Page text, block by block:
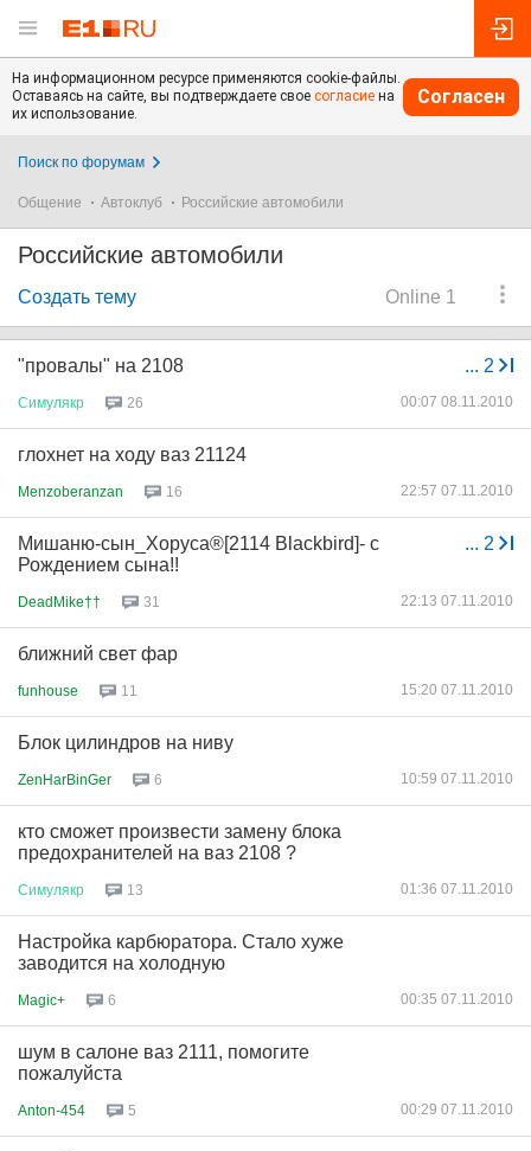
На информационном ресурсе применяются cookie-файлы.
Оставаясь на сайте, вы подтверждаете свое согласие на
их использование.
Согласен
Поиск по форумам
Общение Автоклуб Российские автомобили
Российские автомобили
Online 1
Создать тему
... 2
"провалы" на 2108
Симулякр 26 00:07 08.11.2010
глохнет на ходу ваз 21124
Menzoberanzan 16 22:57 07.11.2010
... 2
Мишаню-сын_Хоруса®[2114 Blackbird]- с
Рождением сына!!
DeadMike†† 31 22:13 07.11.2010
ближний свет фар
funhouse 11 15:20 07.11.2010
Блок цилиндров на ниву
ZenHarBinGer 6 10:59 07.11.2010
кто сможет произвести замену блока
предохранителей на ваз 2108 ?
Симулякр 13 01:36 07.11.2010
Настройка карбюратора. Стало хуже
заводится на холодную
Magic+ 6 00:35 07.11.2010
шум в салоне ваз 2111, помогите
пожалуйста
Anton-454 5 00:29 07.11.2010